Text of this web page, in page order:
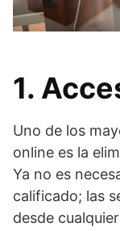
1.
Uno de los
online es la
Ya no es
calificado; las
desde